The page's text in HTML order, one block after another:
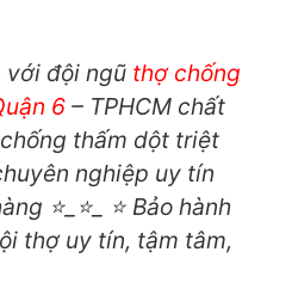
với đội ngũ thợ chống
6 – TPHCM chất
thấm dột triệt
nghiệp uy tín
⭐_⭐_ ⭐ Bảo hành
thợ uy tín, tậm tâm,